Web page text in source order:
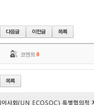
코멘트 0